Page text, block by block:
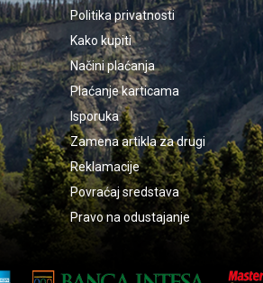
Politika privatnosti
Kako kupiti
Načini plaćanja
Plaćanje karticama
Isporuka
Zamena artikla za drugi
Reklamacije
Povraćaj sredstava
Pravo na odustajanje